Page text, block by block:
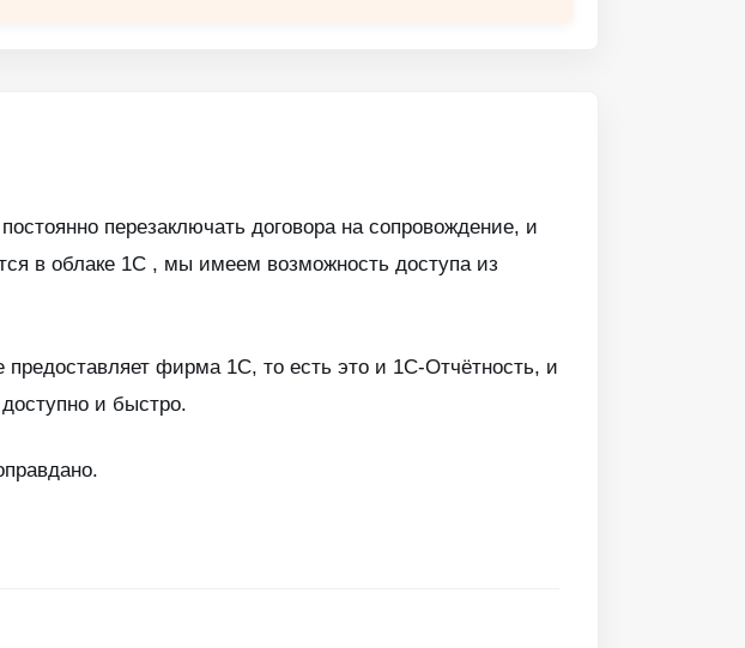
перезаключать договора на сопровождение, и
в облаке 1С , мы имеем возможность доступа из
фирма 1С, то есть это и 1С-Отчётность, и
и быстро.